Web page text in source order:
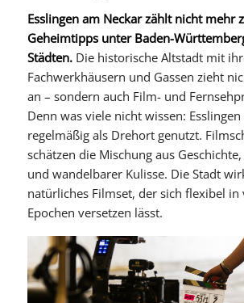
Esslingen am Neckar zählt nicht mehr
Geheimtipps unter Baden-
Städten.Die historische Altstadt mit
Fachwerkhäusern und Gassen zieht
an – sondern auch Film- und
Denn was viele nicht wissen:
regelmäßig als Drehort genutzt.
schätzen die Mischung aus
und wandelbarer Kulisse. Die Stadt
natürliches Filmset, der sich flexibel in
Epochen versetzen lässt.